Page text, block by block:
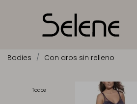
Bodies Con aros sin relleno
Todos